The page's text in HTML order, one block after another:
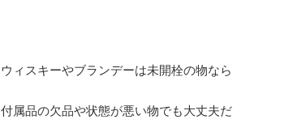
ウィスキーやブランデーは未開栓の物なら
付属品の欠品や状態が悪い物でも大丈夫だ